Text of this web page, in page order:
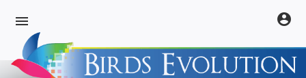
menu account_circle